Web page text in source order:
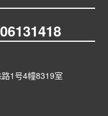
1号4幢8319室